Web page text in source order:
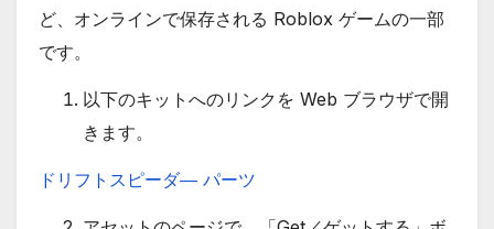
ど、オンラインで保存される Roblox ゲームの一部
です。
以下のキットへのリンクを Web ブラウザで開
きます。
ドリフトスピーダ― パーツ